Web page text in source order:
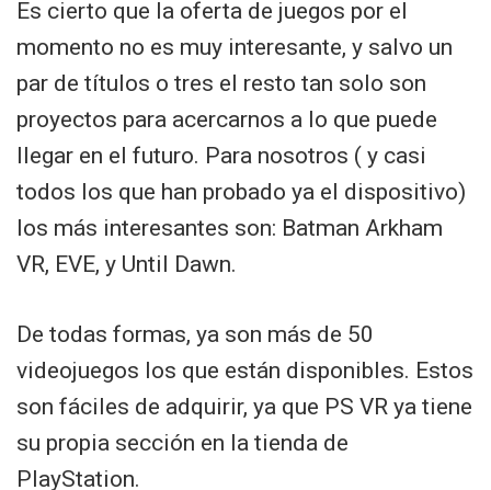
Es cierto que la oferta de juegos por el
momento no es muy interesante, y salvo un
par de títulos o tres el resto tan solo son
proyectos para acercarnos a lo que puede
llegar en el futuro. Para nosotros ( y casi
todos los que han probado ya el dispositivo)
los más interesantes son: Batman Arkham
VR, EVE, y Until Dawn.
De todas formas, ya son más de 50
videojuegos los que están disponibles. Estos
son fáciles de adquirir, ya que PS VR ya tiene
su propia sección en la tienda de
PlayStation.